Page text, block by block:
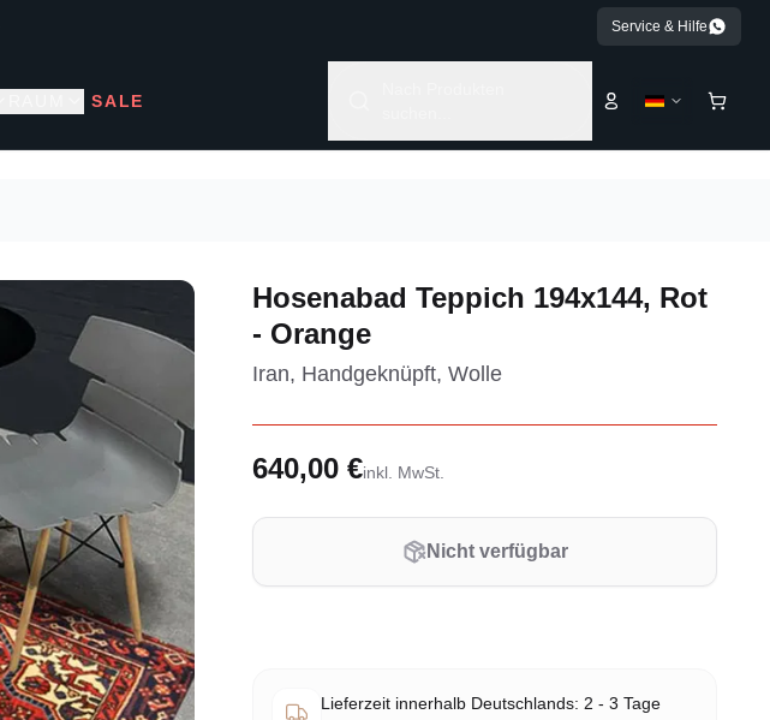
Service & Hilfe
SALE
Hosenabad Teppich 194x144, Rot
- Orange
Iran, Handgeknüpft, Wolle
640,00 €inkl. MwSt.
Nicht verfügbar
Lieferzeit innerhalb Deutschlands: 2 - 3 Tage